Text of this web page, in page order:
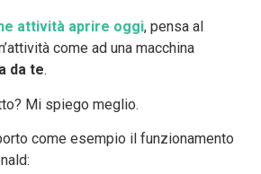
attività aprire oggi, pensa al
come ad una macchina
da te.
Mi spiego meglio.
come esempio il funzionamento